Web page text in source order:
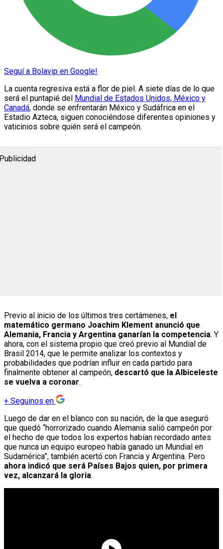
Seguí a Bolavip en Google!
La cuenta regresiva está a flor de piel. A siete días de lo que
será el puntapié del Mundial de Estados Unidos, México y
Canadá, donde se enfrentarán México y Sudáfrica en el
Estadio Azteca, siguen conociéndose diferentes opiniones y
vaticinios sobre quién será el campeón.
Previo al inicio de los últimos tres certámenes, el
matemático germano Joachim Klement anunció que
Alemania, Francia y Argentina ganarían la competencia. Y
ahora, con el sistema propio que creó previo al Mundial de
Brasil 2014, que le permite analizar los contextos y
probabilidades que podrían influir en cada partido para
finalmente obtener al campeón, descartó que la Albiceleste
se vuelva a coronar.
+ Seguinos en
Luego de dar en el blanco con su nación, de la que aseguró
que quedó “horrorizado cuando Alemania salió campeón por
el hecho de que todos los expertos habían recordado antes
que nunca un equipo europeo había ganado un Mundial en
Sudamérica”, también acertó con Francia y Argentina. Pero
ahora indicó que será Países Bajos quien, por primera
vez, alcanzará la gloria.